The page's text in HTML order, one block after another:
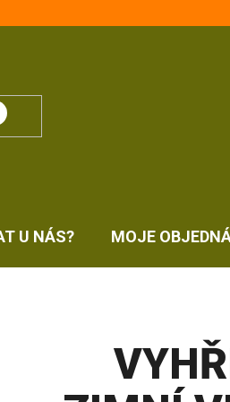
U NÁS? MOJE